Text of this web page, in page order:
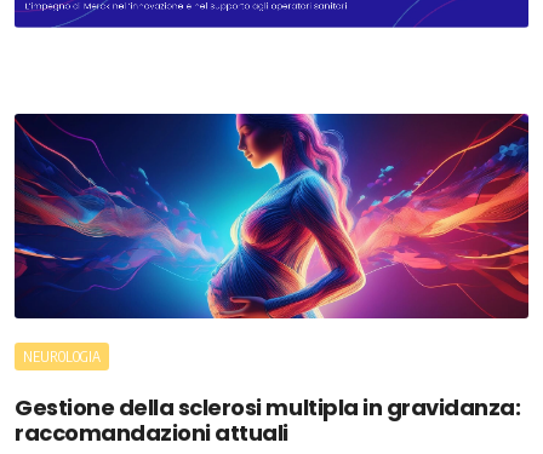
NEUROLOGIA
Gestione della sclerosi multipla in gravidanza:
raccomandazioni attuali